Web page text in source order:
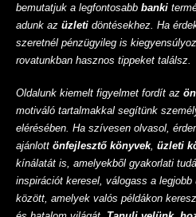
bemutatjuk a legfontosabb banki
adunk az üzleti döntésekhez. Ha
szeretnél pénzügyileg is
rovatunkban hasznos tippeket találsz.
Oldalunk kiemelt figyelmet fordít az
motiváló tartalmakkal segítünk
elérésében. Ha szívesen olvasol,
ajánlott önfejlesztő könyvek, üzleti
kínálatát is, amelyekből gyakorlati
inspirációt keresel, válogass a legjobb
között, amelyek valós példákon